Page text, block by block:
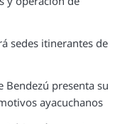
sedes itinerantes de
Bendezú presenta su
ayacuchanos